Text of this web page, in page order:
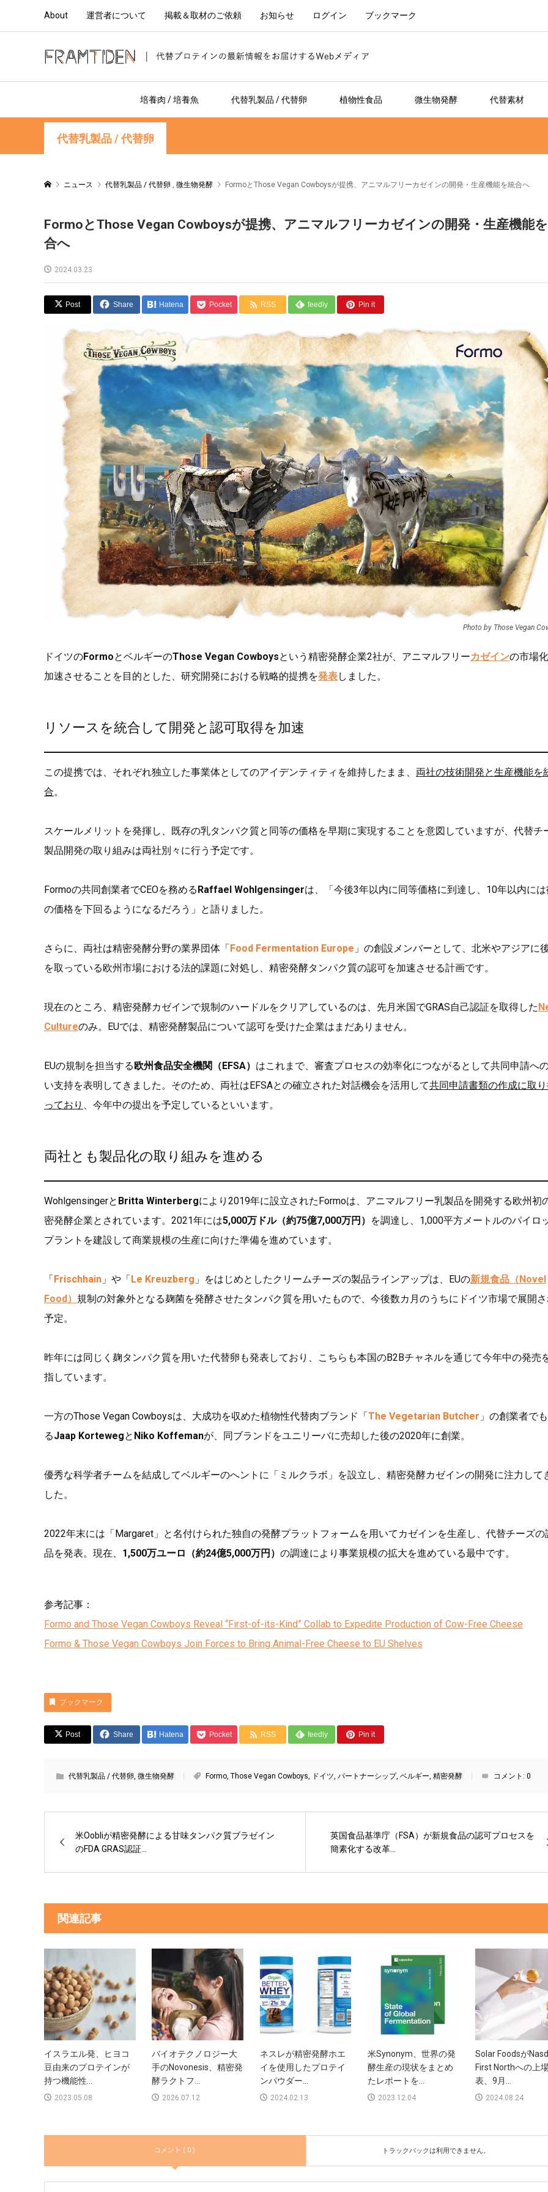
About 運営者について 掲載＆取材のご依頼 お知らせ ログイン ブックマーク
培養肉 / 培養魚 代替乳製品 / 代替卵 植物性食品 微生物発酵 代替素材
代替乳製品 / 代替卵
ニュース 代替乳製品 / 代替卵 , 微生物発酵 FormoとThose Vegan Cowboysが提携、アニマルフリーカゼインの開発・生産機能を統合へ
FormoとThose Vegan Cowboysが提携、アニマルフリーカゼインの開発・生産機能
合へ
2024.03.23
Post Share Hatena Pocket RSS feedly Pin it
Photo by Those Vegan
ドイツのFormoとベルギーのThose Vegan Cowboysという精密発酵企業2社が、アニマルフリーカゼインの市場
加速させることを目的とした、研究開発における戦略的提携を発表しました。
リソースを統合して開発と認可取得を加速
この提携では、それぞれ独立した事業体としてのアイデンティティを維持したまま、 両社の技術開発と生産機能を
合。
スケールメリットを発揮し、既存の乳タンパク質と同等の価格を早期に実現することを意図していますが、代替チ
製品開発の取り組みは両社別々に行う予定です。
Formoの共同創業者でCEOを務めるRaffael Wohlgensingerは、「今後3年以内に同等価格に到達し、10年以内に
の価格を下回るようになるだろう」と語りました。
さらに、両社は精密発酵分野の業界団体「Food Fermentation Europe 」の創設メンバーとして、北米やアジアに
を取っている欧州市場における法的課題に対処し、精密発酵タンパク質の認可を加速させる計画です。
現在のところ、精密発酵カゼインで規制のハードルをクリアしているのは、先月米国でGRAS自己認証を取得した
Cultureのみ。EUでは、精密発酵製品について認可を受けた企業はまだありません。
EUの規制を担当する欧州食品安全機関（EFSA） はこれまで、審査プロセスの効率化につながるとして共同申請へ
い支持を表明してきました。そのため、両社はEFSAとの確立された対話機会を活用して共同申請書類の作成に取
っており 、今年中の提出を予定しているといいます。
両社とも製品化の取り組みを進める
Wohlgensingerと Britta Winterbergにより2019年に設立されたFormoは、アニマルフリー乳製品を開発する欧州初
密発酵企業とされています。2021年には5,000万ドル（約75億7,000万円） を調達し、1,000平方メートルのパイロ
プラントを建設して商業規模の生産に向けた準備を進めています。
「 Frischhain 」や「 Le Kreuzberg 」をはじめとしたクリームチーズの製品ラインアップは、EUの新規食品（Novel
Food） 規制の対象外となる麹菌を発酵させたタンパク質を用いたもので、今後数カ月のうちにドイツ市場で展開さ
予定。
昨年には同じく麹タンパク質を用いた代替卵も発表しており、こちらも本国のB2Bチャネルを通じて今年中の発売
指しています。
一方のThose Vegan Cowboysは、大成功を収めた植物性代替肉ブランド「 The Vegetarian Butcher 」の創業者で
るJaap Kortewegと Niko Koffemanが、同ブランドをユニリーバに売却した後の2020年に創業。
優秀な科学者チームを結成してベルギーのへントに「ミルクラボ」を設立し、精密発酵カゼインの開発に注力して
した。
2022年末には「Margaret」と名付けられた独自の発酵プラットフォームを用いてカゼインを生産し、代替チーズの
品を発表。現在、 1,500万ユーロ（約24億5,000万円） の調達により事業規模の拡大を進めている最中です。
参考記事：
Formo and Those Vegan Cowboys Reveal “First-of-its-Kind” Collab to Expedite Production of Cow-Free Cheese
Formo & Those Vegan Cowboys Join Forces to Bring Animal-Free Cheese to EU Shelves
ブックマーク
Post Share Hatena Pocket RSS feedly Pin it
代替乳製品 / 代替卵, 微生物発酵 Formo, Those Vegan Cowboys, ドイツ, パートナーシップ, ベルギー, 精密発酵 コメント: 0
米Oobliが精密発酵による甘味タンパク質ブラゼイン
のFDA GRAS認証...
英国食品基準庁（FSA）が新規食品の認可プロセスを
簡素化する改革...
関連記事
イスラエル発、ヒヨコ
豆由来のプロテインが
持つ機能性...
2023.05.08
バイオテクノロジー大
手のNovonesis、精密発
酵ラクトフ...
2026.07.12
ネスレが精密発酵ホエ
イを使用したプロテイ
ンパウダー...
2024.02.13
米Synonym、世界の発
酵生産の現状をまとめ
たレポートを...
2023.12.04
Solar Foodsが
First Northへの上
表、9月...
2024.08.24
コメント ( 0 ) トラックバックは利用できません。